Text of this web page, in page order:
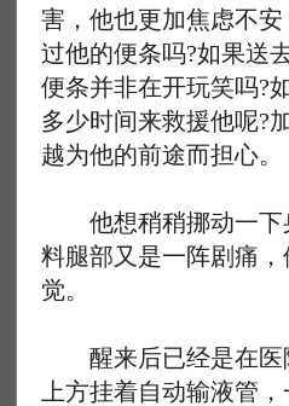
害，他也更加焦虑不
过他的便条吗?如果送
便条并非在开玩笑吗?
多少时间来救援他呢?
越为他的前途而担心。
他想稍稍挪动一下
料腿部又是一阵剧痛
觉。
醒来后已经是在医
上方挂着自动输液管